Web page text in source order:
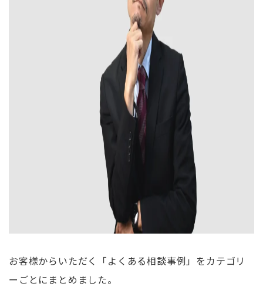
お客様からいただく「よくある相談事例」をカテゴリ
ーごとにまとめました。